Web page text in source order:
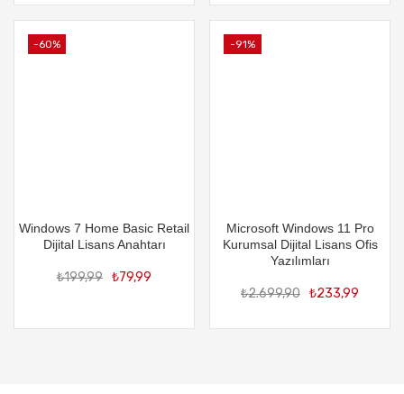
-60%
Windows 7 Home Basic Retail
Dijital Lisans Anahtarı
₺199,99 Orijinal
fiyat:
₺79,99 andaki
₺79,99.
-91%
Microsoft Windows 11 Pro
Kurumsal Dijital Lisans Ofis
Yazılımları
₺2.699,90 fiyat:
₺233,99